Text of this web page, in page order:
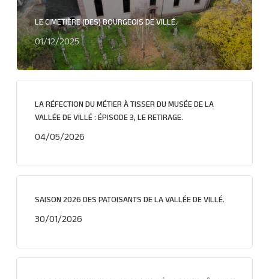
LE CIMETIÈRE (DES) BOURGEOIS DE VILLÉ.
01/12/2025
LA RÉFECTION DU MÉTIER À TISSER DU MUSÉE DE LA
VALLÉE DE VILLÉ : ÉPISODE 3, LE RETIRAGE.
04/05/2026
SAISON 2026 DES PATOISANTS DE LA VALLÉE DE VILLÉ.
30/01/2026